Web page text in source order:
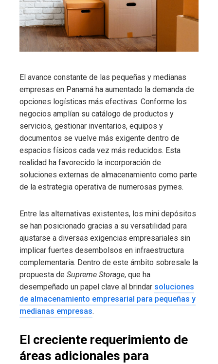
El avance constante de las pequeñas y medianas
empresas en Panamá ha aumentado la demanda de
opciones logísticas más efectivas. Conforme los
negocios amplían su catálogo de productos y
servicios, gestionar inventarios, equipos y
documentos se vuelve más exigente dentro de
espacios físicos cada vez más reducidos. Esta
realidad ha favorecido la incorporación de
soluciones externas de almacenamiento como parte
de la estrategia operativa de numerosas pymes.
Entre las alternativas existentes, los mini depósitos
se han posicionado gracias a su versatilidad para
ajustarse a diversas exigencias empresariales sin
implicar fuertes desembolsos en infraestructura
complementaria. Dentro de este ámbito sobresale la
propuesta de Supreme Storage, que ha
desempeñado un papel clave al brindar soluciones
de almacenamiento empresarial para pequeñas y
medianas empresas.
El creciente requerimiento de
áreas adicionales para